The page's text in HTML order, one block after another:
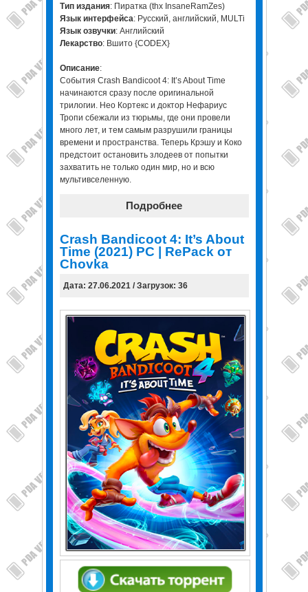
Тип издания: Пиратка (thx InsaneRamZes)
Язык интерфейса: Русский, английский, MULTi
Язык озвучки: Английский
Лекарство: Вшито {CODEX}
Описание:
События Crash Bandicoot 4: It’s About Time
начинаются сразу после оригинальной
трилогии. Нео Кортекс и доктор Нефариус
Тропи сбежали из тюрьмы, где они провели
много лет, и тем самым разрушили границы
времени и пространства. Теперь Крэшу и Коко
предстоит остановить злодеев от попытки
захватить не только один мир, но и всю
мультивселенную.
Подробнее
Crash Bandicoot 4: It’s About
Time (2021) PC | RePack от
Chovka
Дата: 27.06.2021 / Загрузок: 36